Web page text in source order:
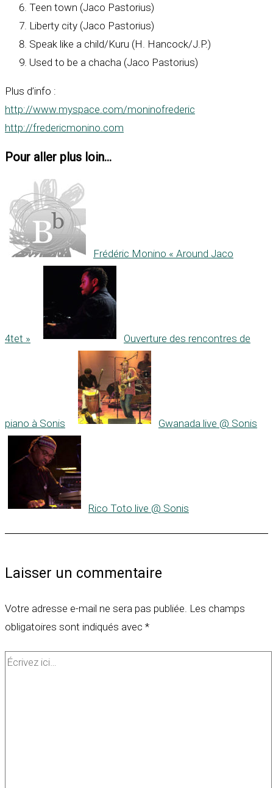
Teen town (Jaco Pastorius)
Liberty city (Jaco Pastorius)
Speak like a child/Kuru (H. Hancock/J.P.)
Used to be a chacha (Jaco Pastorius)
Plus d’info :
http://www.myspace.com/moninofrederic
http://fredericmonino.com
Pour aller plus loin...
Frédéric Monino « Around Jaco
4tet » Ouverture des rencontres de
piano à Sonis Gwanada live @ Sonis
Rico Toto live @ Sonis
Laisser un commentaire
Votre adresse e-mail ne sera pas publiée. Les champs
obligatoires sont indiqués avec *
Écrivez